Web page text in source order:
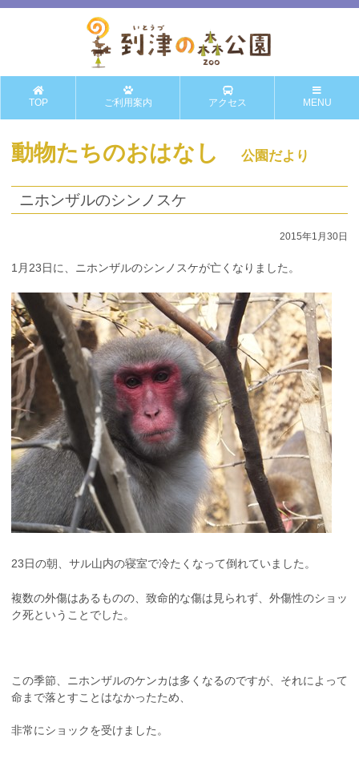
TOP ご利用案内 アクセス MENU
動物たちのおはなし 公園だより
ニホンザルのシンノスケ
2015年1月30日
1月23日に、ニホンザルのシンノスケが亡くなりました。
23日の朝、サル山内の寝室で冷たくなって倒れていました。
複数の外傷はあるものの、致命的な傷は見られず、外傷性のショッ
ク死ということでした。
この季節、ニホンザルのケンカは多くなるのですが、それによって
命まで落とすことはなかったため、
非常にショックを受けました。